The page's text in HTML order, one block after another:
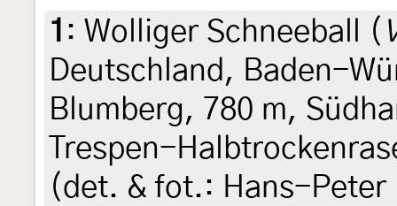
1 : Wolliger Schneeball (
Deutschland, Baden-
Blumberg, 780 m,
Trespen-
(det. & fot.: Hans-Peter